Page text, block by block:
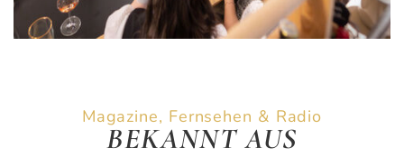
Magazine, Fernsehen & Radio
BEKANNT AUS